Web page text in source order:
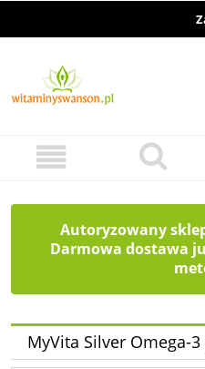
Autoryzowany
Darmowa dostawa
MyVita Silver Omega-3